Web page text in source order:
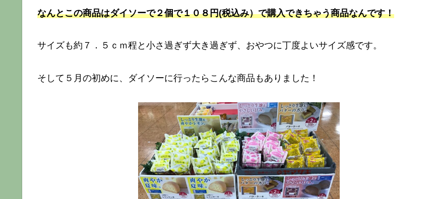
なんとこの商品はダイソーで２個で１０８円(税込み）で購入できちゃう商品なんです！
サイズも約７．５ｃｍ程と小さ過ぎず大き過ぎず、おやつに丁度よいサイズ感です。
そして５月の初めに、ダイソーに行ったらこんな商品もありました！